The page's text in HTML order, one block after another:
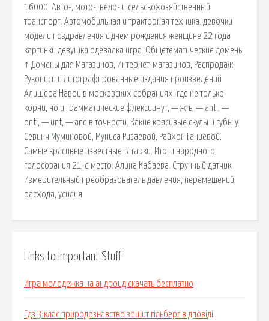
16000. Авто-, мото-, вело- и сельскохозяйственный
транспорт. Автомобильная и тракторная техника. девочки
модели поздравления с днем рождения женщине 22 года
картинки девушка одевалка игра. Общетематические домены
↑ Домены для Магазинов, Интернет-магазинов, Распродаж.
Рукописи и литографированные издания произведений
Алишера Навои в московских собраниях. где не только
корни, но и грамматические флексии–ут, — жть, — anti, —
onti, — unt, — and в точности. Какие красивые скулы и губы у
Севинч Муминовой, Муниса Ризаевой, Райхон Ганиевой.
Самые красивые известные татарки. Итоги народного
голосования 21-е место: Алина Кабаева. Струнный датчик
Измерительный преобразователь давления, перемещений,
расхода, усилия
Links to Important Stuff
Игра молодежка на андроид скачать бесплатно
Гдз 3 клас природознавство зошит гільберг відповіді